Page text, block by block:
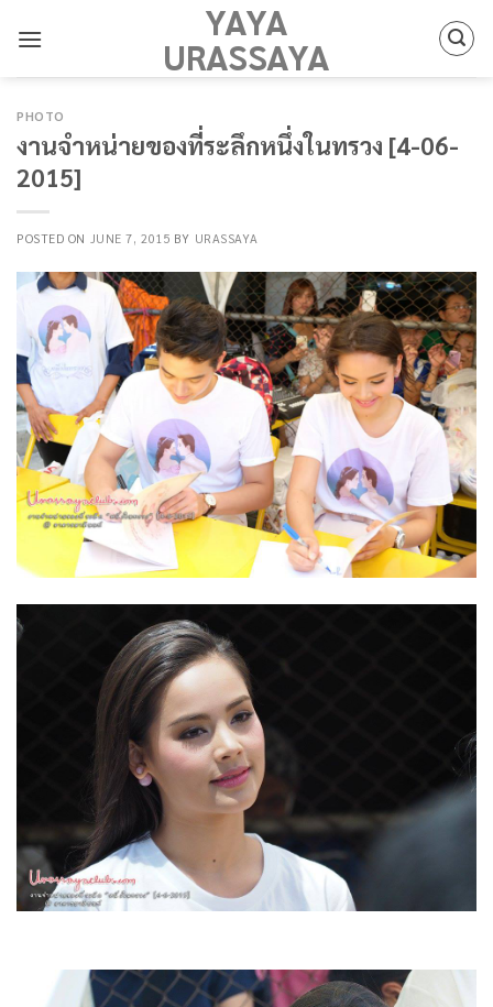
YAYA
URASSAYA
PHOTO
งานจำหน่ายของที่ระลึกหนึ่งในทรวง [4-06-
2015]
POSTED ON JUNE 7, 2015 BY URASSAYA